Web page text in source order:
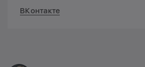
ВКонтакте